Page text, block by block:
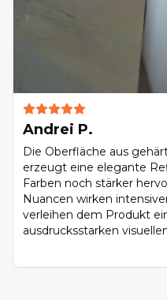
Andrei P.
Die Oberfläche aus
erzeugt eine elegante
Farben noch stärker
Nuancen wirken
verleihen dem Produkt
ausdrucksstarken